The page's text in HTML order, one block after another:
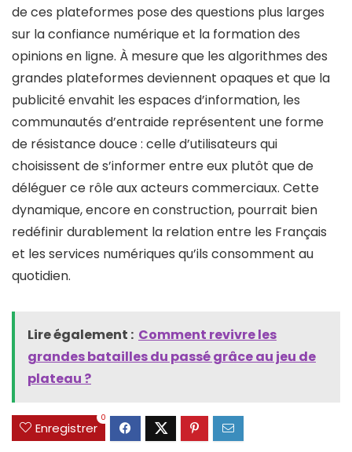
de ces plateformes pose des questions plus larges
sur la confiance numérique et la formation des
opinions en ligne. À mesure que les algorithmes des
grandes plateformes deviennent opaques et que la
publicité envahit les espaces d’information, les
communautés d’entraide représentent une forme
de résistance douce : celle d’utilisateurs qui
choisissent de s’informer entre eux plutôt que de
déléguer ce rôle aux acteurs commerciaux. Cette
dynamique, encore en construction, pourrait bien
redéfinir durablement la relation entre les Français
et les services numériques qu’ils consomment au
quotidien.
Lire également : Comment revivre les
grandes batailles du passé grâce au jeu de
plateau ?
Enregistrer
0